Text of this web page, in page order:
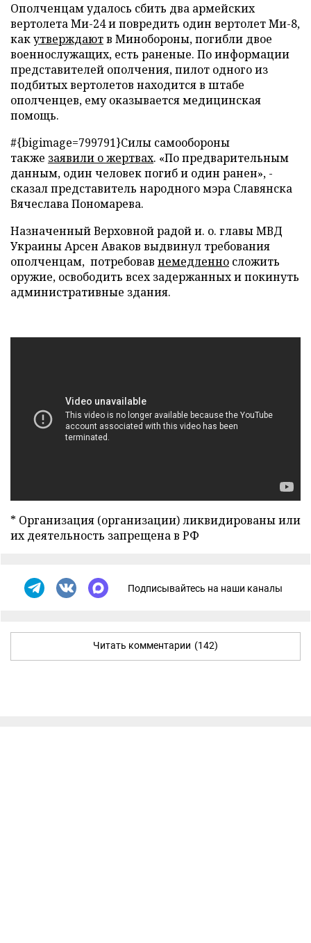
Ополченцам удалось сбить два армейских
вертолета Ми-24 и повредить один вертолет Ми-8,
какутверждаютв Минобороны, погибли двое
военнослужащих, есть раненые. По информации
представителей ополчения, пилот одного из
подбитых вертолетов находится в штабе
ополченцев, ему оказывается медицинская
помощь.
#{bigimage=799791}Силы самообороны
также заявили о жертвах. «По предварительным
данным, один человек погиб и один ранен», -
сказал представитель народного мэра Славянска
Вячеслава Пономарева.
Назначенный Верховной радой и. о. главы МВД
Украины Арсен Аваков выдвинул требования
ополченцам, потребовав немедленно сложить
оружие, освободить всех задержанных и покинуть
административные здания.
* Организация (организации) ликвидированы или
их деятельность запрещена в РФ
Подписывайтесь на наши каналы
Читать комментарии (142)